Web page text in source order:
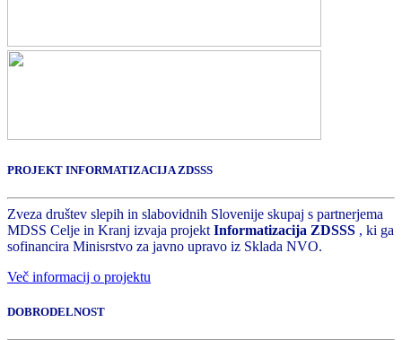
PROJEKT INFORMATIZACIJA ZDSSS
Zveza društev slepih in slabovidnih Slovenije skupaj s partnerjema
MDSS Celje in Kranj izvaja projekt Informatizacija ZDSSS , ki ga
sofinancira Minisrstvo za javno upravo iz Sklada NVO.
Več informacij o projektu
DOBRODELNOST